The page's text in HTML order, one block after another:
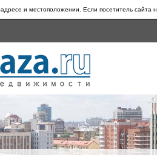
и местоположении. Если посетитель сайта